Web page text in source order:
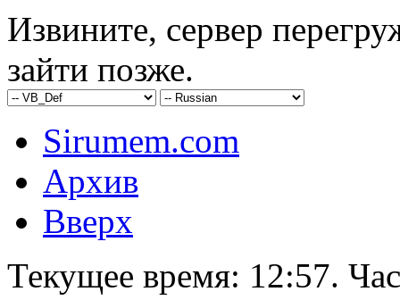
Извините, сервер
зайти позже.
Sirumem.com
Архив
Вверх
Текущее время: 12:57.